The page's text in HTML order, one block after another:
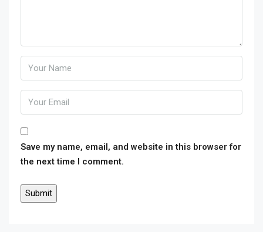
Save my name, email, and website in this browser for
the next time I comment.